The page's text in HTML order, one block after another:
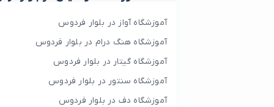
آموزشگاه آواز در بلوار فردوس
آموزشگاه هنگ درام در بلوار فردوس
آموزشگاه گیتار در بلوار فردوس
آموزشگاه سنتور در بلوار فردوس
آموزشگاه دف در بلوار فردوس